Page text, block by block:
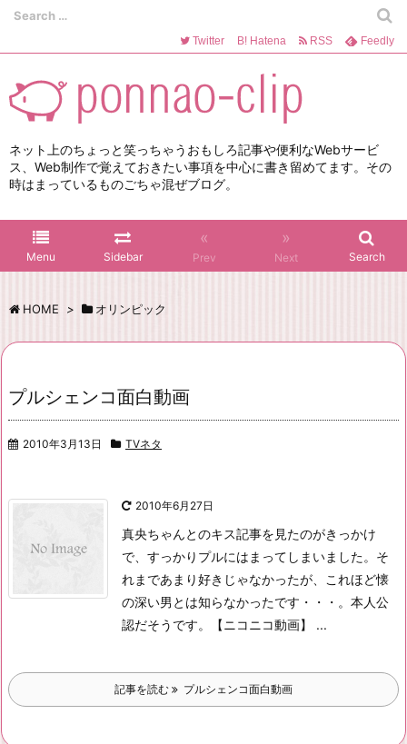
ネット上のちょっと笑っちゃうおもしろ記事や便利なWebサービ
ス、Web制作で覚えておきたい事項を中心に書き留めてます。その
時はまっているものごちゃ混ぜブログ。
Menu Sidebar
«
Prev
»
Next Search
Twitter B! Hatena RSS Feedly
HOME > オリンピック
プルシェンコ面白動画
2010年3月13日 TVネタ
2010年6月27日
真央ちゃんとのキス記事を見たのがきっかけ
で、すっかりプルにはまってしまいました。 そ
れまであまり好きじゃなかったが、これほど懐
の深い男とは知らなかったです・・・。 本人公
認だそうです。
【ニコニコ動画】 ...
記事を読む プルシェンコ面白動画